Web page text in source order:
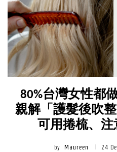
80%台灣女性都
親解「護髮後吹
可用捲梳、
by Maureen 24